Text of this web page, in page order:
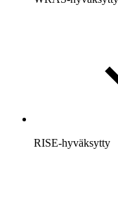
RISE-hyväksytty